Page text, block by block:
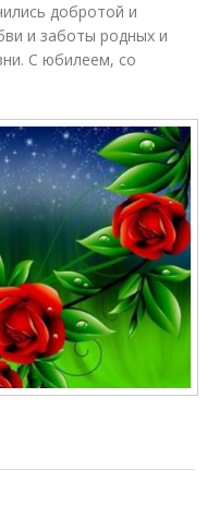
добротой и
и заботы родных и
С юбилеем, со